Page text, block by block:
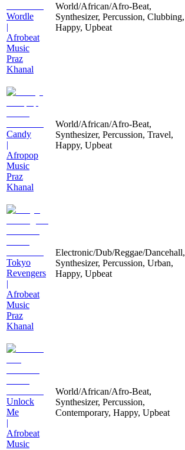
Wordle
|
Afrobeat
Music
Praz
Khanal
World/African/Afro-Beat,
Synthesizer, Percussion, Clubbing,
Happy, Upbeat
Candy
|
Afropop
Music
Praz
Khanal
World/African/Afro-Beat,
Synthesizer, Percussion, Travel,
Happy, Upbeat
Tokyo
Revengers
|
Afrobeat
Music
Praz
Khanal
Electronic/Dub/Reggae/Dancehall,
Synthesizer, Percussion, Urban,
Happy, Upbeat
Unlock
Me
|
Afrobeat
Music
World/African/Afro-Beat,
Synthesizer, Percussion,
Contemporary, Happy, Upbeat